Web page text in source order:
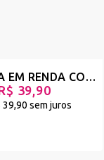
CALCINHA EM RENDA COM BIJU E TULE DOBRADO NO BUMBUM - CLICK - PRETO - REF 2879
39,90
39,90 sem juros